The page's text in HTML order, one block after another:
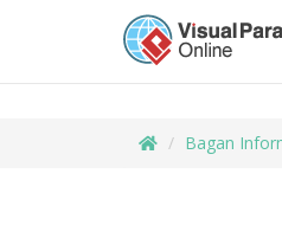
Bagan